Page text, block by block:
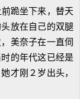
跪坐下来，替天
放在自己的双腿
美奈子在一直伺
的年代这已经是
才刚２岁出头，